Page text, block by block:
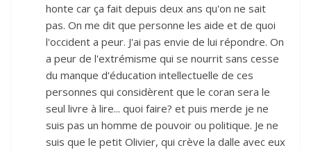
honte car ça fait depuis deux ans qu'on ne sait
pas. On me dit que personne les aide et de quoi
l'occident a peur. J'ai pas envie de lui répondre. On
a peur de l'extrémisme qui se nourrit sans cesse
du manque d'éducation intellectuelle de ces
personnes qui considèrent que le coran sera le
seul livre à lire... quoi faire? et puis merde je ne
suis pas un homme de pouvoir ou politique. Je ne
suis que le petit Olivier, qui crève la dalle avec eux